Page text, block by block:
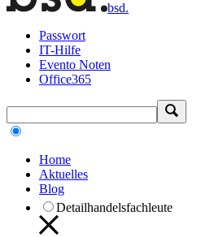
bsd.
Passwort
IT-Hilfe
Evento Noten
Office365
Home
Aktuelles
Blog
Detailhandelsfachleute